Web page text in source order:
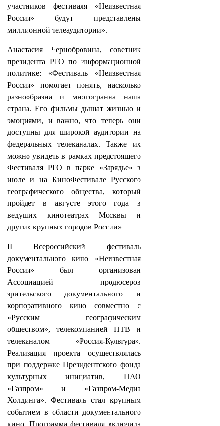
участников фестиваля «Неизвестная
Россия» будут представлены
миллионной телеаудитории».
Анастасия Чернобровина, советник
президента РГО по информационной
политике: «Фестиваль «Неизвестная
Россия» помогает понять, насколько
разнообразна и многогранна наша
страна. Его фильмы дышат жизнью и
эмоциями, и важно, что теперь они
доступны для широкой аудитории на
федеральных телеканалах. Также их
можно увидеть в рамках предстоящего
Фестиваля РГО в парке «Зарядье» в
июле и на КиноФестивале Русского
географического общества, который
пройдет в августе этого года в
ведущих кинотеатрах Москвы и
других крупных городов России».
II Всероссийский фестиваль
документального кино «Неизвестная
Россия» был организован
Ассоциацией продюсеров
зрительского документального и
корпоративного кино совместно с
«Русским географическим
обществом», телекомпанией НТВ и
телеканалом «Россия-Культура».
Реализация проекта осуществлялась
при поддержке Президентского фонда
культурных инициатив, ПАО
«Газпром» и «Газпром-Медиа
Холдинга». Фестиваль стал крупным
событием в области документального
кино. Программа фестиваля включила